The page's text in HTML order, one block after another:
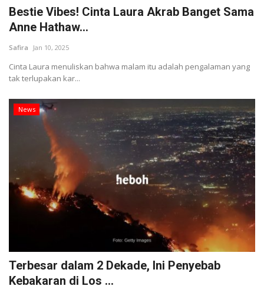
Bestie Vibes! Cinta Laura Akrab Banget Sama
Anne Hathaw...
Safira Jan 10, 2025
Cinta Laura menuliskan bahwa malam itu adalah pengalaman yang
tak terlupakan kar...
News
Terbesar dalam 2 Dekade, Ini Penyebab
Kebakaran di Los ...